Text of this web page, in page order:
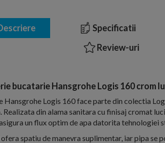
Specificatii
Review-uri
bucatarie Hansgrohe Logis 160 crom
Hansgrohe Logis 160 face parte din colectia
Realizata din alama sanitara cu finisaj cromat
un flux optim de apa datorita tehnologiei
spatiu de manevra suplimentar, iar pipa se